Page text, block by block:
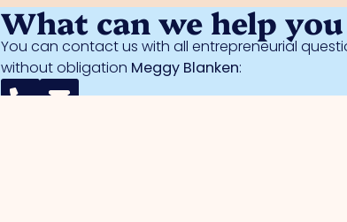
What can we help
You can contact us with all entrepreneurial
without obligation Meggy Blanken: